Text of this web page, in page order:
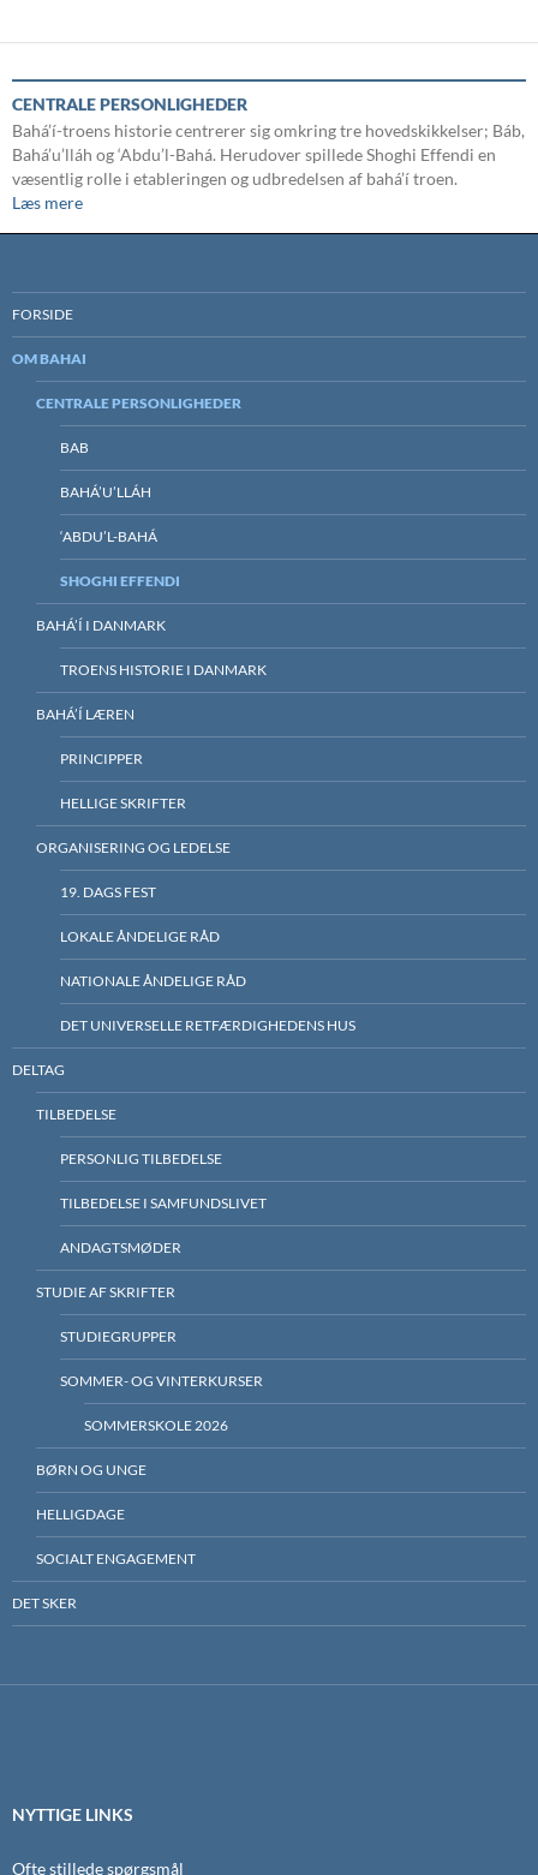
CENTRALE PERSONLIGHEDER
Bahá’í-troens historie centrerer sig omkring tre hovedskikkelser; Báb,
Bahá’u’lláh og ‘Abdu’l-Bahá. Herudover spillede Shoghi Effendi en
væsentlig rolle i etableringen og udbredelsen af bahá’í troen.
Læs mere
FORSIDE
OM BAHAI
CENTRALE PERSONLIGHEDER
BAB
BAHÁ’U’LLÁH
‘ABDU’L-BAHÁ
SHOGHI EFFENDI
BAHÁ’Í I DANMARK
TROENS HISTORIE I DANMARK
BAHÁ’Í LÆREN
PRINCIPPER
HELLIGE SKRIFTER
ORGANISERING OG LEDELSE
19. DAGS FEST
LOKALE ÅNDELIGE RÅD
NATIONALE ÅNDELIGE RÅD
DET UNIVERSELLE RETFÆRDIGHEDENS HUS
DELTAG
TILBEDELSE
PERSONLIG TILBEDELSE
TILBEDELSE I SAMFUNDSLIVET
ANDAGTSMØDER
STUDIE AF SKRIFTER
STUDIEGRUPPER
SOMMER- OG VINTERKURSER
SOMMERSKOLE 2026
BØRN OG UNGE
HELLIGDAGE
SOCIALT ENGAGEMENT
DET SKER
NYTTIGE LINKS
Ofte stillede spørgsmål